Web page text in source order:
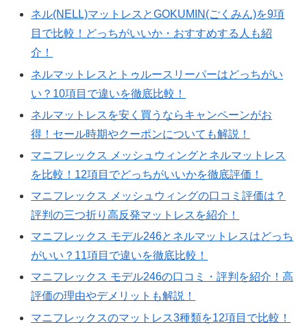
ネル(NELL)マットレスとGOKUMIN(ごくみん)を9項
目で比較！どっちがいいか・おすすめする人も紹
介！
ネルマットレスとトゥルースリーパーはどっちがい
い？10項目で違いを徹底比較！
ネルマットレスを安く買うならキャンペーンがお
得！セール時期やクーポンについても解説！
マニフレックス メッシュウィングとネルマットレス
を比較！12項目でどっちがいいかを徹底評価！
マニフレックス メッシュウィングの口コミ評価は？
評判の三つ折り高反発マットレスを紹介！
マニフレックス モデル246とネルマットレスはどっち
がいい？11項目で違いを徹底比較！
マニフレックス モデル246の口コミ・評判を紹介！高
評価の理由やデメリットも解説！
マニフレックスのマットレス3種類を12項目で比較！